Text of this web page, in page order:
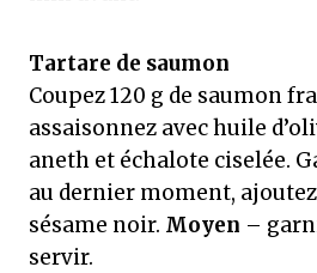
Tartare de saumon
Coupez 120 g de saumon
assaisonnez avec huile
aneth et échalote ciselée.
au dernier moment,
sésame noir. Moyen –
servir.